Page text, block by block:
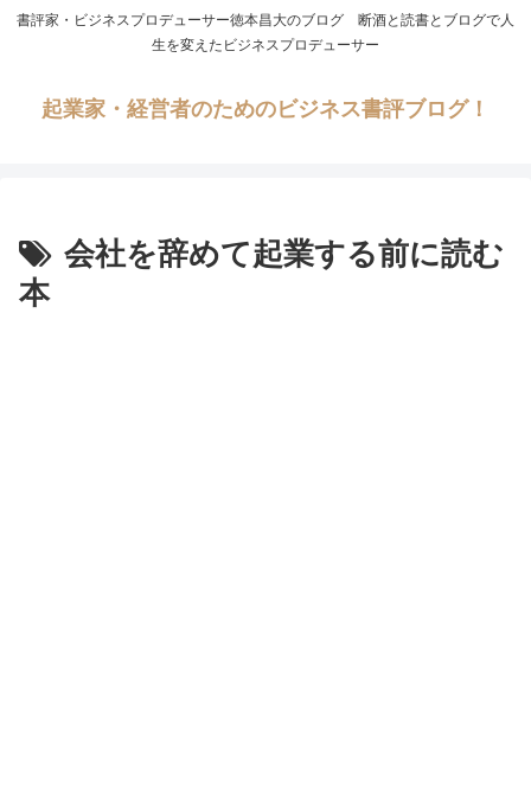
書評家・ビジネスプロデューサー徳本昌大のブログ 断酒と読書とブログで人
生を変えたビジネスプロデューサー
起業家・経営者のためのビジネス書評ブログ！
会社を辞めて起業する前に読む
本